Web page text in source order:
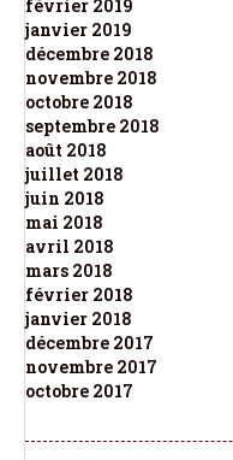
février 2019
janvier 2019
décembre 2018
novembre 2018
octobre 2018
septembre 2018
août 2018
juillet 2018
juin 2018
mai 2018
avril 2018
mars 2018
février 2018
janvier 2018
décembre 2017
novembre 2017
octobre 2017